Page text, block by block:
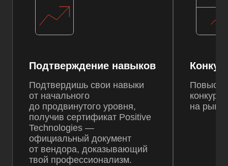
Подтверждение навыков
Подтвердишь свои навыки
от начального
до продвинутого уровня,
получив сертификат Positive
Technologies —
официальный документ
от вендора, доказывающий
твой профессионализм.
на